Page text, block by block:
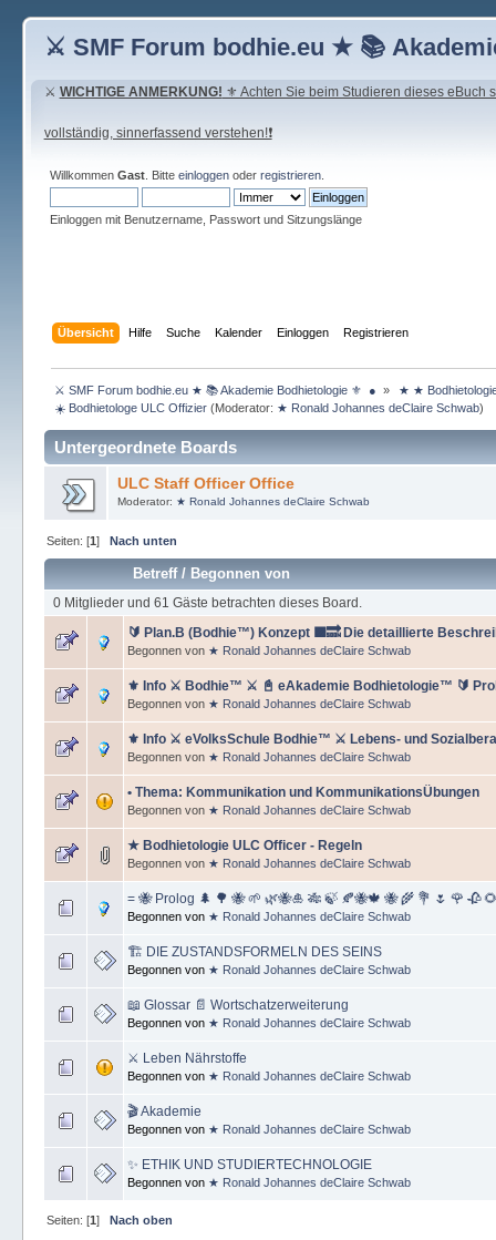
⚔ SMF Forum bodhie.eu ★ 📚
⚔ WICHTIGE ANMERKUNG! ⚜ Achten Sie beim Studieren dieses eBuch
vollständig, sinnerfassend verstehen!❗
Willkommen Gast. Bitte einloggenoder registrieren.
Einloggen mit Benutzername, Passwort und Sitzungslänge
Übersicht Hilfe Suche Kalender Einloggen Registrieren
⚔ SMF Forum bodhie.eu ★ 📚 Akademie Bodhietologie ⚜  ● »
★ ★
☀️ Bodhietologe ULC Offizier(Moderator: ★ Ronald Johannes deClaire Schwab)
Untergeordnete Boards
ULC Staff Officer Office
Moderator: ★ Ronald Johannes deClaire Schwab
Seiten: [1] Nach unten
Betreff/ Begonnen von
0 Mitglieder und 61 Gäste betrachten dieses Board.
🔰 Plan.B (Bodhie™) Konzept 🟪🔜 Die detaillierte
Begonnen von ★ Ronald Johannes deClaire Schwab
⚜ Info ⚔ Bodhie™ ⚔ 📓 eAkademie Bodhietologie™ 🔰
Begonnen von ★ Ronald Johannes deClaire Schwab
⚜ Info ⚔ eVolksSchule Bodhie™ ⚔ Lebens- und
Begonnen von ★ Ronald Johannes deClaire Schwab
• Thema: Kommunikation und KommunikationsÜbungen
Begonnen von ★ Ronald Johannes deClaire Schwab
★ Bodhietologie ULC Officer - Regeln
Begonnen von ★ Ronald Johannes deClaire Schwab
= 🐝 Prolog 🌲 🌳 🐝 🌱 🌿🐝🎍 🎋 🍃 🍂🐝🍁 🐝 🌾 💐 🌷 🌹 🥀
Begonnen von ★ Ronald Johannes deClaire Schwab
🏗 DIE ZUSTANDSFORMELN DES SEINS
Begonnen von ★ Ronald Johannes deClaire Schwab
📖 Glossar 📄 Wortschatzerweiterung
Begonnen von ★ Ronald Johannes deClaire Schwab
⚔ Leben Nährstoffe
Begonnen von ★ Ronald Johannes deClaire Schwab
🎬 Akademie
Begonnen von ★ Ronald Johannes deClaire Schwab
✨ ETHIK UND STUDIERTECHNOLOGIE
Begonnen von ★ Ronald Johannes deClaire Schwab
Seiten: [1] Nach oben